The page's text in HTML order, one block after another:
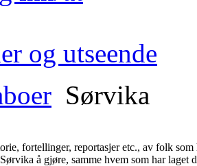
og utseende
Sørvika
fortellinger, reportasjer etc., av folk
å gjøre, samme hvem som har laget